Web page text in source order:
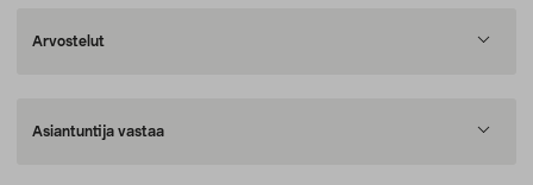
Arvostelut
Asiantuntija vastaa